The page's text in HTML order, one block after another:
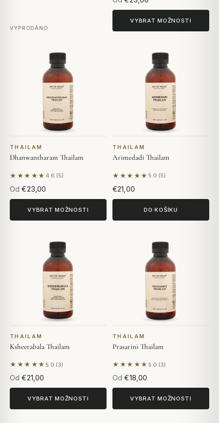
VYPRODÁNO
VYBRAT MOŽNOSTI
THAILAM
Dhanwantharam Thailam
★★★★★ 4.6 (5)
Na základě 5 hodnocení
Od €23,00
VYBRAT MOŽNOSTI
THAILAM
Arimedadi Thailam
★★★★★ 5.0 (5)
Na základě 5 hodnocení
€21,00
DO KOŠÍKU
THAILAM
Ksheerabala Thailam
★★★★★ 5.0 (3)
Na základě 3 hodnocení
Od €21,00
VYBRAT MOŽNOSTI
THAILAM
Prasarini Thailam
★★★★★ 5.0 (3)
Na základě 3 hodnocení
Od €18,00
VYBRAT MOŽNOSTI